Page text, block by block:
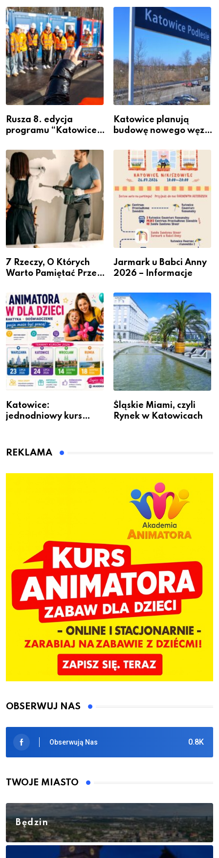
Rusza 8. edycja
programu “Katowice
– nabór dla
przedsiębiorców
Katowice planują
budowę nowego węzła
Podlesiu
7 Rzeczy, O Których
Warto Pamiętać Przed
Jarmark u Babci Anny
2026 – Informacje
Katowice:
jednodniowy kurs
dzieci
Śląskie Miami, czyli
Rynek w Katowicach
REKLAMA
OBSERWUJ NAS
0.8K
Obserwują Nas
TWOJE MIASTO
Będzin